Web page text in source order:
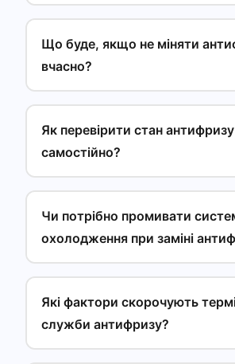
Що буде, якщо не міняти
вчасно?
Як перевірити стан антифризу
самостійно?
Чи потрібно промивати
охолодження при заміні
Які фактори скорочують
служби антифризу?